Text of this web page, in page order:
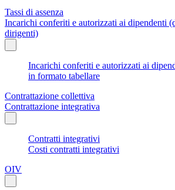
Tassi di assenza
Incarichi conferiti e autorizzati ai dipendenti
dirigenti)
Incarichi conferiti e autorizzati ai
in formato tabellare
Contrattazione collettiva
Contrattazione integrativa
Contratti integrativi
Costi contratti integrativi
OIV